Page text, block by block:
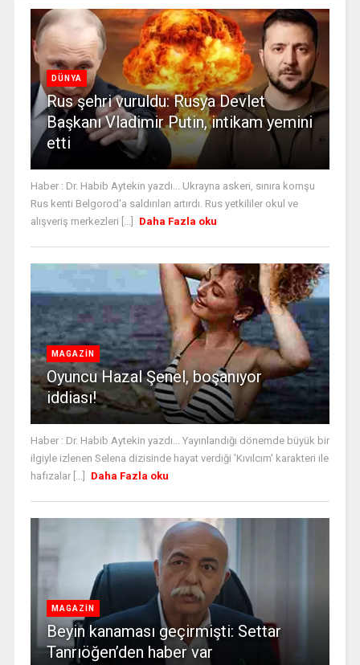
DÜNYA
Rus şehri vuruldu: Rusya Devlet
Başkanı Vladimir Putin, intikam yemini
etti
Haber : Dr. Habib Aytekin yazdı... Ukrayna askeri, sınıra komşu
Rus kenti Belgorod'a saldırıları artırdı. Rus yetkililer okul ve
alışveriş merkezleri [...]
Daha Fazla oku
MAGAZİN
Oyuncu Hazal Şenel, boşanıyor
iddiası!
Haber : Dr. Habib Aytekin yazdı... Yayınlandığı dönemde büyük bir
ilgiyle izlenen Selena dizisinde hayat verdiği 'Kıvılcım' karakteri ile
hafızalar [...]
Daha Fazla oku
MAGAZİN
Beyin kanaması geçirmişti: Settar
Tanrıöğen’den haber var